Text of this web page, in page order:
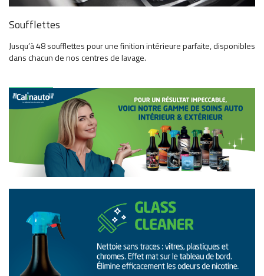
Soufflettes
Jusqu’à 48 soufflettes pour une finition intérieure parfaite, disponibles
dans chacun de nos centres de lavage.